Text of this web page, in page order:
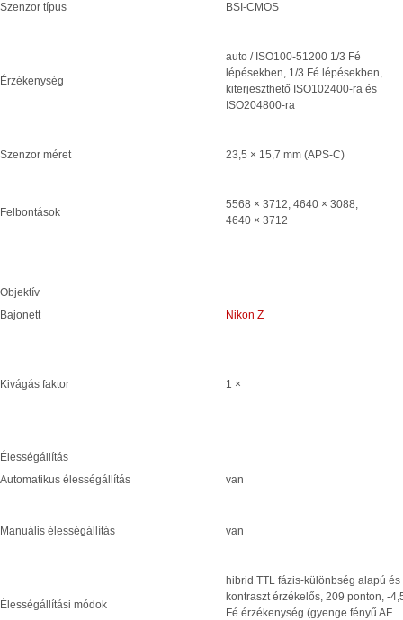
Szenzor típus BSI-CMOS
Érzékenység
auto / ISO100-51200 1/3 Fé
lépésekben, 1/3 Fé lépésekben,
kiterjeszthető ISO102400-ra és
ISO204800-ra
Szenzor méret 23,5 × 15,7 mm (APS-C)
Felbontások
5568 × 3712, 4640 × 3088,
4640 × 3712
Objektív
Bajonett
Nikon Z
Kivágás faktor 1 ×
Élességállítás
Automatikus élességállítás
van
Manuális élességállítás van
Élességállítási módok
hibrid TTL fázis-különbség alapú és
kontraszt érzékelős, 209 ponton, -
Fé érzékenység (gyenge fényű AF